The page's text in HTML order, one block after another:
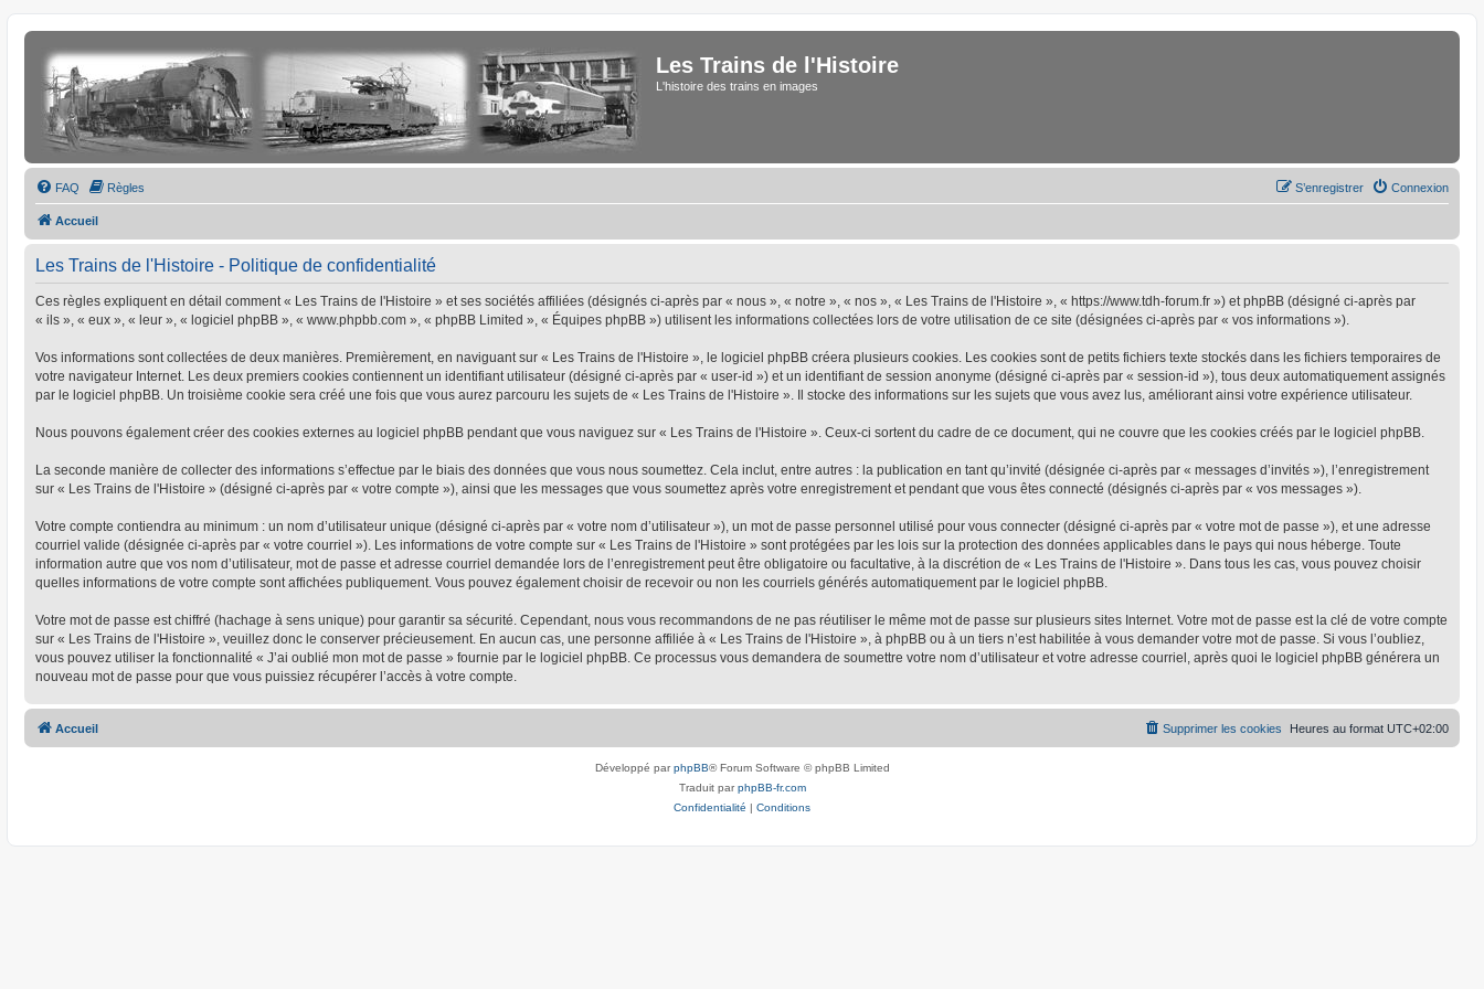
Les Trains de l'Histoire
L'histoire des trains en images
FAQ Règles Connexion
S’enregistrer
Accueil
Les Trains de l'Histoire - Politique de confidentialité
Ces règles expliquent en détail comment « Les Trains de l'Histoire » et ses sociétés affiliées (désignés ci-après par « nous », « notre », « nos », « Les Trains de l'Histoire », « https://www.tdh-forum.fr ») et phpBB (désigné ci-après par
« ils », « eux », « leur », « logiciel phpBB », « www.phpbb.com », « phpBB Limited », « Équipes phpBB ») utilisent les informations collectées lors de votre utilisation de ce site (désignées ci-après par « vos informations »).
Vos informations sont collectées de deux manières. Premièrement, en naviguant sur « Les Trains de l'Histoire », le logiciel phpBB créera plusieurs cookies. Les cookies sont de petits fichiers texte stockés dans les fichiers temporaires de
votre navigateur Internet. Les deux premiers cookies contiennent un identifiant utilisateur (désigné ci-après par « user-id ») et un identifiant de session anonyme (désigné ci-après par « session-id »), tous deux automatiquement assignés
par le logiciel phpBB. Un troisième cookie sera créé une fois que vous aurez parcouru les sujets de « Les Trains de l'Histoire ». Il stocke des informations sur les sujets que vous avez lus, améliorant ainsi votre expérience utilisateur.
Nous pouvons également créer des cookies externes au logiciel phpBB pendant que vous naviguez sur « Les Trains de l'Histoire ». Ceux-ci sortent du cadre de ce document, qui ne couvre que les cookies créés par le logiciel phpBB.
La seconde manière de collecter des informations s’effectue par le biais des données que vous nous soumettez. Cela inclut, entre autres : la publication en tant qu’invité (désignée ci-après par « messages d’invités »), l’enregistrement
sur « Les Trains de l'Histoire » (désigné ci-après par « votre compte »), ainsi que les messages que vous soumettez après votre enregistrement et pendant que vous êtes connecté (désignés ci-après par « vos messages »).
Votre compte contiendra au minimum : un nom d’utilisateur unique (désigné ci-après par « votre nom d’utilisateur »), un mot de passe personnel utilisé pour vous connecter (désigné ci-après par « votre mot de passe »), et une adresse
courriel valide (désignée ci-après par « votre courriel »). Les informations de votre compte sur « Les Trains de l'Histoire » sont protégées par les lois sur la protection des données applicables dans le pays qui nous héberge. Toute
information autre que vos nom d’utilisateur, mot de passe et adresse courriel demandée lors de l’enregistrement peut être obligatoire ou facultative, à la discrétion de « Les Trains de l'Histoire ». Dans tous les cas, vous pouvez choisir
quelles informations de votre compte sont affichées publiquement. Vous pouvez également choisir de recevoir ou non les courriels générés automatiquement par le logiciel phpBB.
Votre mot de passe est chiffré (hachage à sens unique) pour garantir sa sécurité. Cependant, nous vous recommandons de ne pas réutiliser le même mot de passe sur plusieurs sites Internet. Votre mot de passe est la clé de votre compte
sur « Les Trains de l'Histoire », veuillez donc le conserver précieusement. En aucun cas, une personne affiliée à « Les Trains de l'Histoire », à phpBB ou à un tiers n’est habilitée à vous demander votre mot de passe. Si vous l’oubliez,
vous pouvez utiliser la fonctionnalité « J’ai oublié mon mot de passe » fournie par le logiciel phpBB. Ce processus vous demandera de soumettre votre nom d’utilisateur et votre adresse courriel, après quoi le logiciel phpBB générera un
nouveau mot de passe pour que vous puissiez récupérer l’accès à votre compte.
Accueil Heures au format UTC+02:00
Supprimer les cookies
Développé parphpBB® Forum Software © phpBB Limited
Traduit parphpBB-fr.com
Confidentialité | Conditions